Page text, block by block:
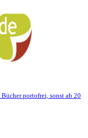
Bücher portofrei, sonst ab 20